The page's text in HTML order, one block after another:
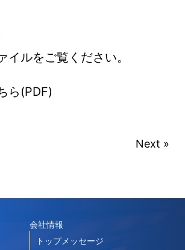
イルをご覧ください。
ら(PDF)
Next »
会社情報
トップメッセージ